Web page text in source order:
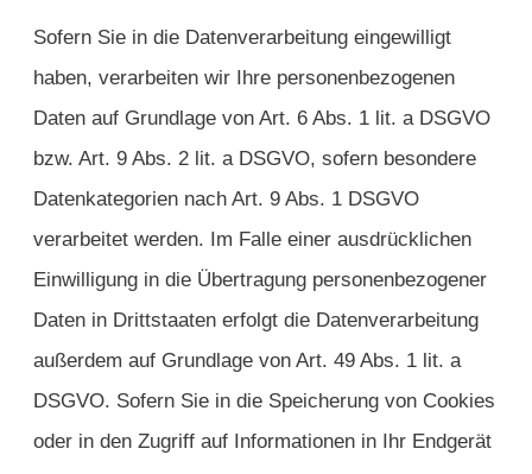
Sofern Sie in die Datenverarbeitung eingewilligt
haben, verarbeiten wir Ihre personenbezogenen
Daten auf Grundlage von Art. 6 Abs. 1 lit. a DSGVO
bzw. Art. 9 Abs. 2 lit. a DSGVO, sofern besondere
Datenkategorien nach Art. 9 Abs. 1 DSGVO
verarbeitet werden. Im Falle einer ausdrücklichen
Einwilligung in die Übertragung personenbezogener
Daten in Drittstaaten erfolgt die Datenverarbeitung
außerdem auf Grundlage von Art. 49 Abs. 1 lit. a
DSGVO. Sofern Sie in die Speicherung von Cookies
oder in den Zugriff auf Informationen in Ihr Endgerät